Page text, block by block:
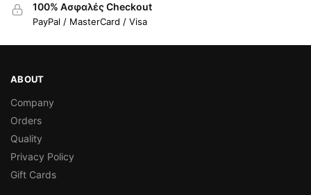
100% Ασφαλές Checkout
PayPal / MasterCard / Visa
ABOUT
Company
Orders
Quality
Privacy Policy
Gift Cards